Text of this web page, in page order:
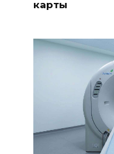
карты